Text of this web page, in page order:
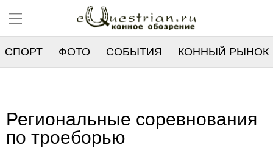
СПОРТ ФОТО СОБЫТИЯ КОННЫЙ РЫНОК
Региональные соревнования
по троеборью